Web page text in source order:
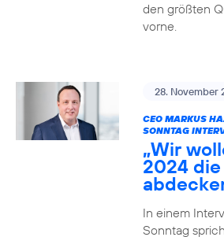
den größten
vorne.
28. November
CEO MARKUS
SONNTAG
„Wir
2024
In einem
Sonntag